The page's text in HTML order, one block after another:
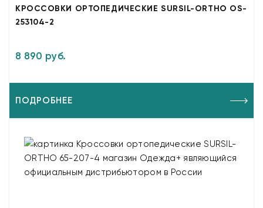
КРОССОВКИ ОРТОПЕДИЧЕСКИЕ SURSIL-ORTHO OS-
253104-2
8 890 руб.
ПОДРОБНЕЕ